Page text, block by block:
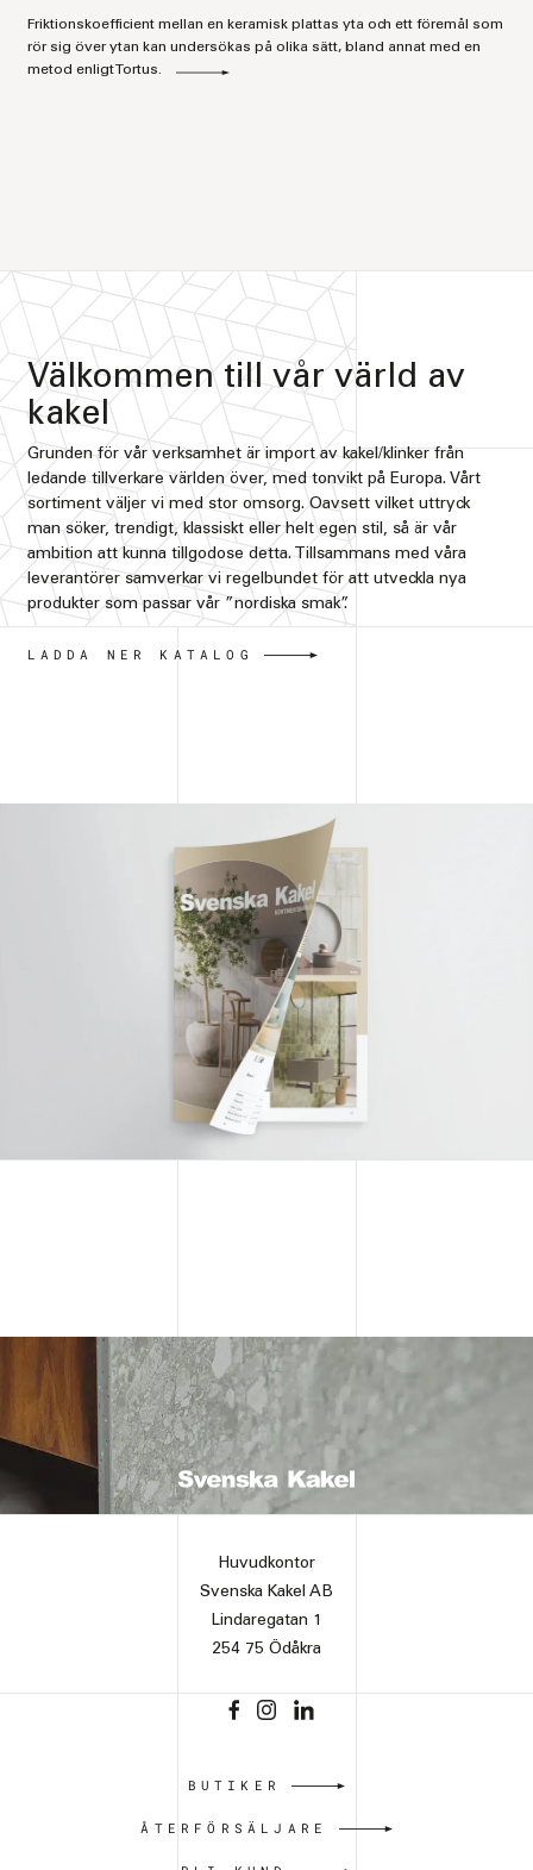
Friktionskoefficient mellan en keramisk plattas yta och ett föremål som
rör sig över ytan kan undersökas på olika sätt, bland annat med en
metod enligt Tortus.
Välkommen till vår värld av
kakel
Grunden för vår verksamhet är import av kakel/klinker från
ledande tillverkare världen över, med tonvikt på Europa. Vårt
sortiment väljer vi med stor omsorg. Oavsett vilket uttryck
man söker, trendigt, klassiskt eller helt egen stil, så är vår
ambition att kunna tillgodose detta. Tillsammans med våra
leverantörer samverkar vi regelbundet för att utveckla nya
produkter som passar vår ”nordiska smak”.
LADDA NER KATALOG
Huvudkontor
Svenska Kakel AB
Lindaregatan 1
254 75 Ödåkra
BUTIKER
ÅTERFÖRSÄLJARE